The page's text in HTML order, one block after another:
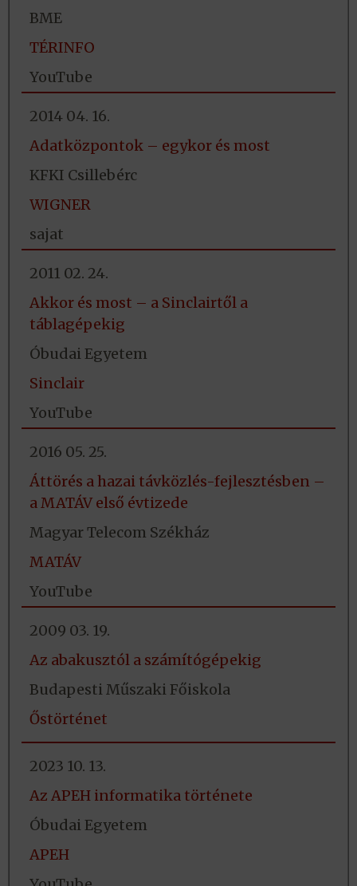
BME
TÉRINFO
YouTube
2014 04. 16.
Adatközpontok – egykor és most
KFKI Csillebérc
WIGNER
sajat
2011 02. 24.
Akkor és most – a Sinclairtől a
táblagépekig
Óbudai Egyetem
Sinclair
YouTube
2016 05. 25.
Áttörés a hazai távközlés-fejlesztésben –
a MATÁV első évtizede
Magyar Telecom Székház
MATÁV
YouTube
2009 03. 19.
Az abakusztól a számítógépekig
Budapesti Műszaki Főiskola
Őstörténet
2023 10. 13.
Az APEH informatika története
Óbudai Egyetem
APEH